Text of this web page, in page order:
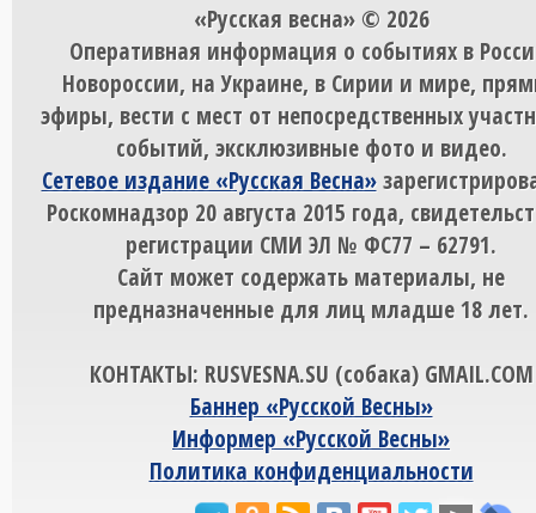
«Русская весна» © 2026
Оперативная информация о событиях в
Новороссии, на Украине, в Сирии и мире,
эфиры, вести с мест от непосредственных
событий, эксклюзивные фото и видео.
Сетевое издание «Русская Весна»
Роскомнадзор 20 августа 2015 года,
регистрации СМИ ЭЛ № ФС77 – 62791.
Сайт может содержать материалы, не
предназначенные для лиц младше 18 лет.
КОНТАКТЫ: RUSVESNA.SU (собака) GMAIL.COM
Баннер «Русской Весны»
Информер «Русской Весны»
Политика конфиденциальности